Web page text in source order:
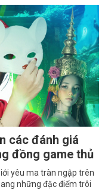
các đánh giá
đồng game thủ
yêu ma tràn ngập trên
những đặc điểm trôi